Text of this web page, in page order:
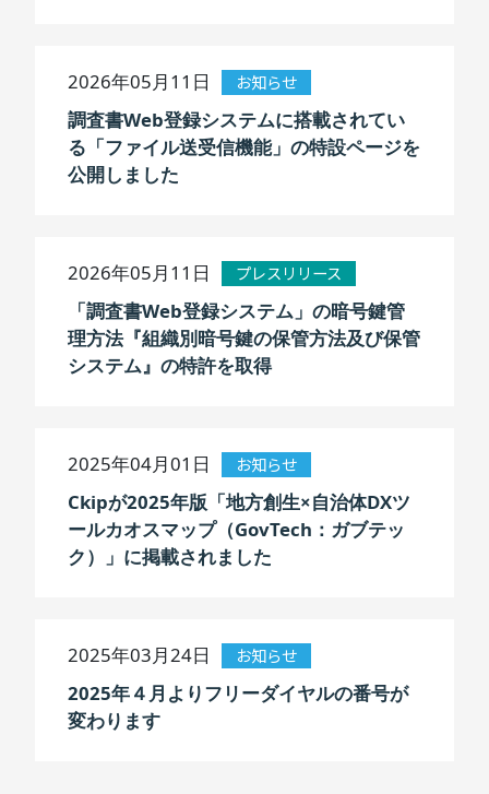
2026年05月11日 お知らせ
調査書Web登録システムに搭載されてい
る「ファイル送受信機能」の特設ページを
公開しました
2026年05月11日 プレスリリース
「調査書Web登録システム」の暗号鍵管
理方法『組織別暗号鍵の保管方法及び保管
システム』の特許を取得
2025年04月01日 お知らせ
Ckipが2025年版「地方創生×自治体DXツ
ールカオスマップ（GovTech：ガブテッ
ク）」に掲載されました
2025年03月24日 お知らせ
2025年４月よりフリーダイヤルの番号が
変わります